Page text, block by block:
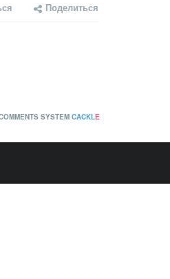
Поделиться
SYSTEM CACKLE